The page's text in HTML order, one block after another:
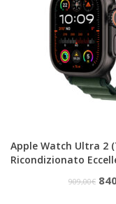
Apple Watch Ultra 2
Ricondizionato
909,00€ Il